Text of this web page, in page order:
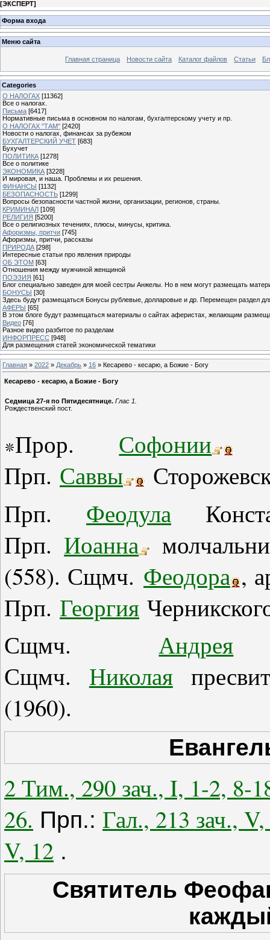
[ЭКСПЕРТ]
Форма входа
Меню сайта
Главная страница Новости сайта Каталог файлов Статьи
Categories
О НАЛОГАХ [11362]
Все о налогах.
Письма [6417]
Нормативные письма в основном по налогам, бухгалтерскому учету и пр.
О НАЛОГАХ "ТАМ" [2420]
Новости о налогах, финансах за рубежом
БУХГАЛТЕРСКИЙ УЧЕТ [683]
Бухучет
ПОЛИТИКА [1278]
Все о политике
ЭКОНОМИКА [3228]
И мировая, и наша. Проблемы и их решения.
ФИНАНСЫ [1132]
БЕЗОПАСНОСТЬ [1299]
Вопросы безопасности частной жизни, организации, регионов, страны.
КРИМИНАЛ [109]
РЕЛИГИЯ [5200]
Все о религиозных течениях, плюсы, минусы, критика.
Афоризмы, притчи [745]
Афоризмы, притчи, рассказы
ПРИРОДА [298]
Интересные статьи про явления природы
ОБ ЭТОМ [63]
Отношения между мужчиной женщиной
ПОЭЗИЯ [61]
Блог специально заведен для моей сестры Анжелы. Но в нем могут размещать
БОНУСЫ [30]
Здесь будут размещаться Бонусы рублевые, долларовые и др. Перемещен раздел
АФЕРЫ [65]
В этом блоге будут размещаться материалы о сайтах аферистах, желающим
Видео [76]
Разное видео разбитое по разделам
ИНФОРПРЕСС [948]
Для размещения статей экономической тематики
Главная » 2022 » Декабрь » 16 » Кесарево - кесарю, а Божие - Богу
Кесарево - кесарю, а Божие - Богу
Седмица 27-я по Пятидесятнице. Глас 1.
Рождественский пост.
Прор. Софонии
Прп. Саввы
Прп. Феодула
Прп. Иоанна
(558). Сщмч. Феодора ,
Прп. Георгия
Сщмч.Андрея
Сщмч. Николая
(1960).
2 Тим., 290 зач., I, 1-2, 8-
26. Прп.: Гал., 213 зач.,
V, 12 .
Святитель